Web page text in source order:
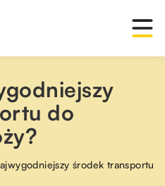
do
środek transportu